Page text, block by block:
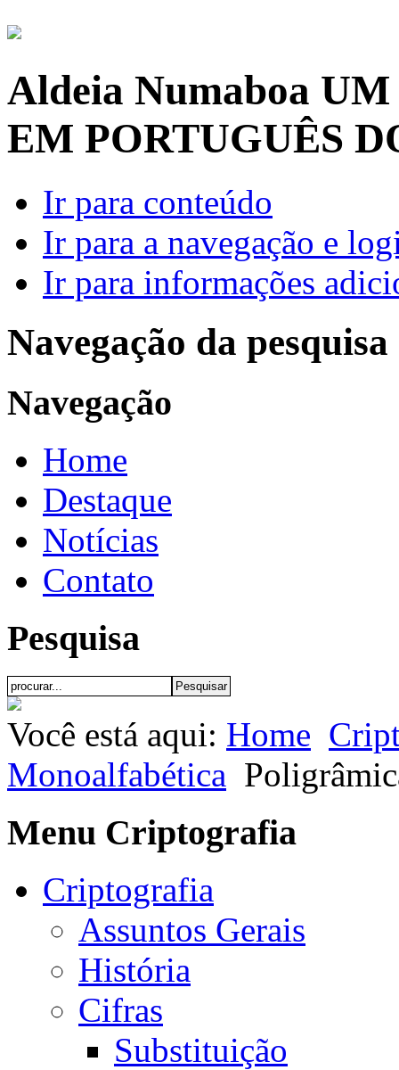
Aldeia Numaboa UM
EM PORTUGUÊS
Ir para conteúdo
Ir para a navegação e
Ir para informações
Navegação da pesquisa
Navegação
Home
Destaque
Notícias
Contato
Pesquisa
Você está aqui: Home
Monoalfabética
Menu Criptografia
Criptografia
Assuntos Gerais
História
Cifras
Substituição